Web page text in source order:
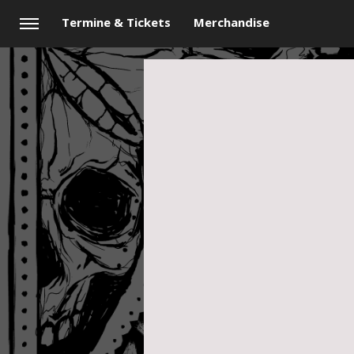
Termine & Tickets Merchandise